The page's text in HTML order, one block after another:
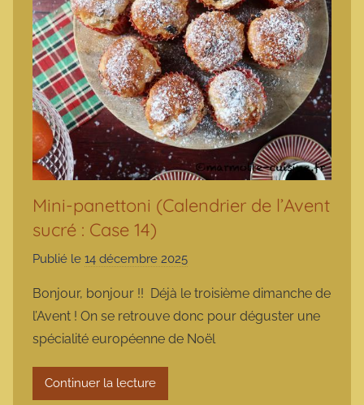
Mini-panettoni (Calendrier de l’Avent
sucré : Case 14)
Publié le 14 décembre 2025
r
m
a
Bonjour, bonjour !! Déjà le troisième dimanche de
l’Avent ! On se retrouve donc pour déguster une
spécialité européenne de Noël
Continuer la lecture